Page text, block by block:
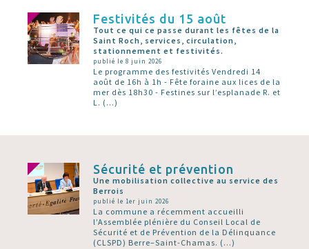
Festivités du 15 août
Tout ce qui ce passe durant les fêtes de la
Saint Roch, services, circulation,
stationnement et festivités.
publié le 8 juin 2026
Le programme des festivités Vendredi 14
août de 16h à 1h - Fête foraine aux lices de la
mer dès 18h30 - Festines sur l’esplanade R. et
L. (…)
Sécurité et prévention
Une mobilisation collective au service des
Berrois
publié le 1er juin 2026
La commune a récemment accueilli
l’Assemblée plénière du Conseil Local de
Sécurité et de Prévention de la Délinquance
(CLSPD) Berre–Saint-Chamas. (…)